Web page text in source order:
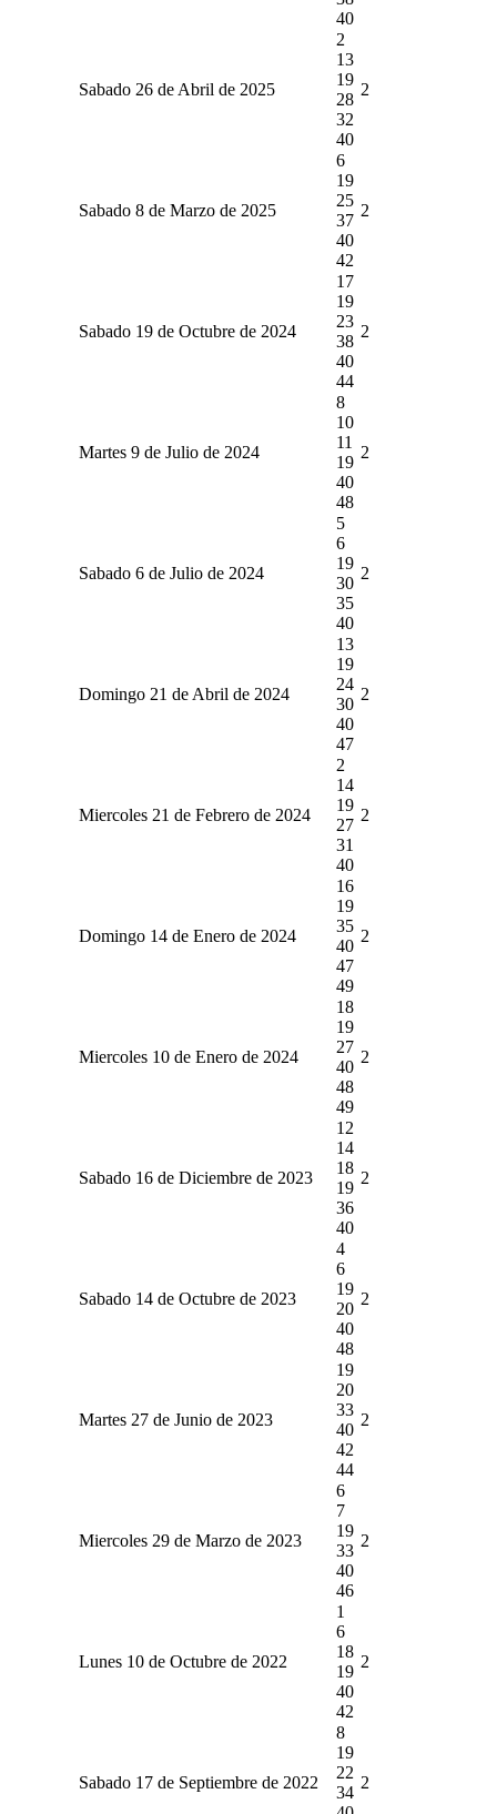
40
Sabado 26 de Abril de 2025
2
13
19
28
32
40
2
Sabado 8 de Marzo de 2025
6
19
25
37
40
42
2
Sabado 19 de Octubre de 2024
17
19
23
38
40
44
2
Martes 9 de Julio de 2024
8
10
11
19
40
48
2
Sabado 6 de Julio de 2024
5
6
19
30
35
40
2
Domingo 21 de Abril de 2024
13
19
24
30
40
47
2
Miercoles 21 de Febrero de 2024
2
14
19
27
31
40
2
Domingo 14 de Enero de 2024
16
19
35
40
47
49
2
Miercoles 10 de Enero de 2024
18
19
27
40
48
49
2
Sabado 16 de Diciembre de 2023
12
14
18
19
36
40
2
Sabado 14 de Octubre de 2023
4
6
19
20
40
48
2
Martes 27 de Junio de 2023
19
20
33
40
42
44
2
Miercoles 29 de Marzo de 2023
6
7
19
33
40
46
2
Lunes 10 de Octubre de 2022
1
6
18
19
40
42
2
Sabado 17 de Septiembre de 2022
8
19
22
34
2